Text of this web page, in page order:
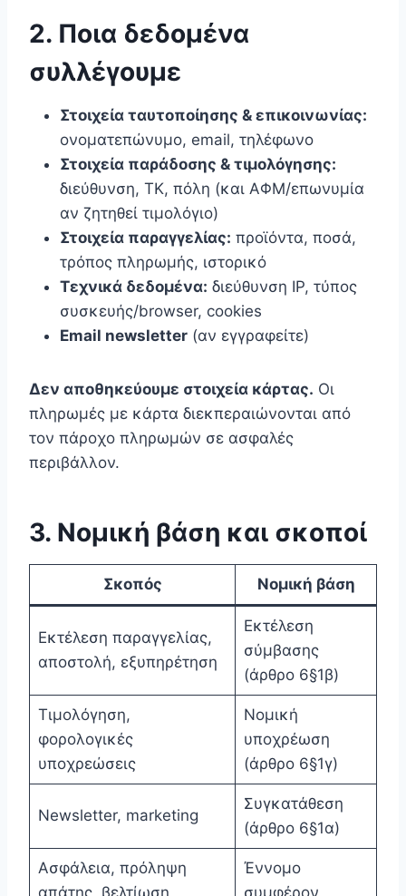
2. Ποια δεδομένα
συλλέγουμε
Στοιχεία ταυτοποίησης & επικοινωνίας:
ονοματεπώνυμο, email, τηλέφωνο
Στοιχεία παράδοσης & τιμολόγησης:
διεύθυνση, ΤΚ, πόλη (και ΑΦΜ/επωνυμία
αν ζητηθεί τιμολόγιο)
Στοιχεία παραγγελίας: προϊόντα, ποσά,
τρόπος πληρωμής, ιστορικό
Τεχνικά δεδομένα: διεύθυνση IP, τύπος
συσκευής/browser, cookies
Email newsletter (αν εγγραφείτε)
Δεν αποθηκεύουμε στοιχεία κάρτας. Οι
πληρωμές με κάρτα διεκπεραιώνονται από
τον πάροχο πληρωμών σε ασφαλές
περιβάλλον.
3. Νομική βάση και σκοποί
Σκοπός Νομική βάση
Εκτέλεση παραγγελίας,
αποστολή, εξυπηρέτηση
Εκτέλεση
σύμβασης
(άρθρο 6§1β)
Τιμολόγηση,
φορολογικές
υποχρεώσεις
Νομική
υποχρέωση
(άρθρο 6§1γ)
Newsletter, marketing
Συγκατάθεση
(άρθρο 6§1α)
Ασφάλεια, πρόληψη
απάτης, βελτίωση
Έννομο
συμφέρον